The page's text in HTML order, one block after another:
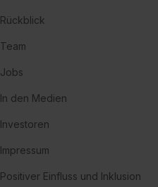
Rückblick
Team
Jobs
In den Medien
Investoren
Impressum
Positiver Einfluss und Inklusion